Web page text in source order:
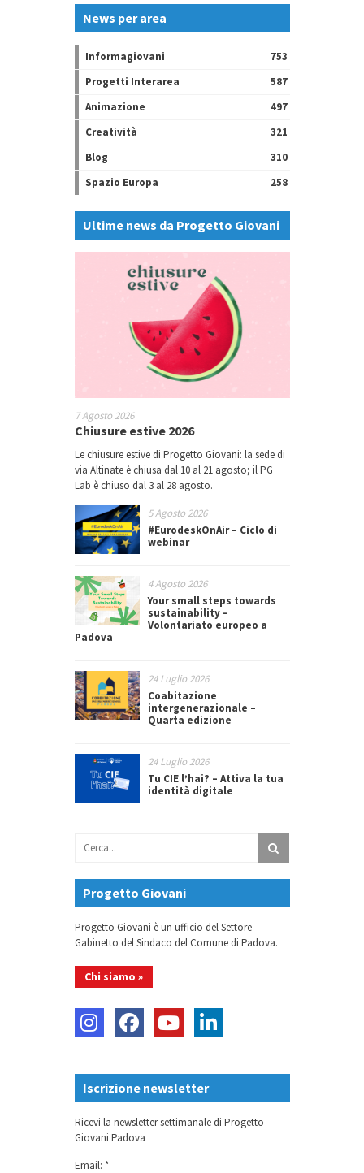
News per area
Informagiovani
753
Progetti Interarea
587
Animazione
497
Creatività
321
Blog
310
Spazio Europa
258
Ultime news da Progetto Giovani
7 Agosto 2026
Chiusure estive 2026
Le chiusure estive di Progetto Giovani: la sede di
via Altinate è chiusa dal 10 al 21 agosto; il PG
Lab è chiuso dal 3 al 28 agosto.
5 Agosto 2026
#EurodeskOnAir – Ciclo di
webinar
4 Agosto 2026
Your small steps towards
sustainability –
Volontariato europeo a
Padova
24 Luglio 2026
Coabitazione
intergenerazionale –
Quarta edizione
24 Luglio 2026
Tu CIE l’hai? – Attiva la tua
identità digitale
Progetto Giovani
Progetto Giovani è un ufficio del Settore
Gabinetto del Sindaco del Comune di Padova.
Chi siamo »
Iscrizione newsletter
Ricevi la newsletter settimanale di Progetto
Giovani Padova
Email: *